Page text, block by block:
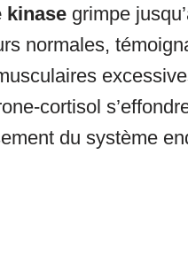
kinase grimpe
normales,
cortisol
du système